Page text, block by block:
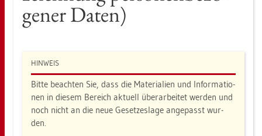
ge­ner Daten)
HIN­WEIS
Bitte be­ach­ten Sie, dass die Ma­te­ria­li­en und In­for­ma­tio­
nen in die­sem Be­reich ak­tu­ell über­ar­bei­tet wer­den und
noch nicht an die neue Ge­set­zes­la­ge an­ge­passt wur­
den.